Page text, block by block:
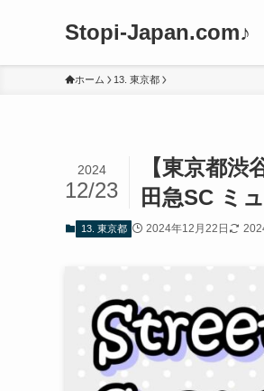
Stopi-Japan.com♪
ホーム 13. 東京都
【東京都
田急SC ミ
2024
12/23
13. 東京都 2024年12月22日